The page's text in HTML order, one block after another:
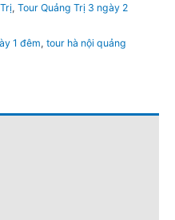
, Tour Quảng Trị 3 ngày 2
1 đêm, tour hà nội quảng